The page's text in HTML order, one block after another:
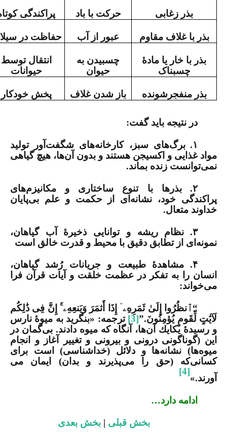
بذر زغابی حرکت با باد پراکندگی
بذر با غلاف مقاوم عبور از آب حفاظت در
بذر با خار یا مادۀ
چسبناک
چسبیدن به
حیوان
انتقال توسط
حیوانات
بذر منفجرشونده باز شدن غلاف پخش خودکار
در نتیجه باید گفت:
۱.
برگ‌های سبز، کارخانه‌­های شگفت‌آور تولید
مواد غذایی و اکسیجن هستند و بدون آن‌­ها، هیچ گیاهی
نمی‌توانست زنده بماند.
۲.
بذرها با تنوع ساختاری و مکانیزم‌های
پراکندگی خود، نشانه‌ای از حکمت و علم بی‌پایان
خداوند متعال.
۳.
نظام ریشه و توانایی ذخیرۀ آب گیاهان،
نمونه‌ای از تطابق دقیق با محیط و قدرت خالق است
۴.
مشاهدۀ طبیعت و جریانات رُشد گیاهان،
انسان را به تفکر در عظمت خلقت و آیات قرآن فرا
می‌خواند:
“ٱنظُرُوا إِلَىٰ ثَمَرِهِۦۤ إِذَا أَثمَرَ وَیَنعِهِۦۤۚ إِنَّ فِی ذَٰلِكُم
لَآیَٰتٍ لِّقَومٍ یُؤمِنُونَ.”[3] ترجمه: «بنگرید به میوۀ نارس
و رسیدۀ یكایك آن­‌ها، آن­گاه كه میوه دادند. بی‌گمان در
این (گوناگونی درونی و بیرونی و تغییر آغاز و انجام
میوه­‌ها) نشانه­‌ها و دلائل (خداشناسی) است برای
كسانی‌كه (حق را می‌پذیرند و بدان) ایمان می­‌
آورند.»
[4]
ادامه دارد…
بخش قبلی |بخش بعدی